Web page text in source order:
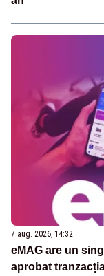
7 aug. 2026, 14:32
eMAG are un
aprobat